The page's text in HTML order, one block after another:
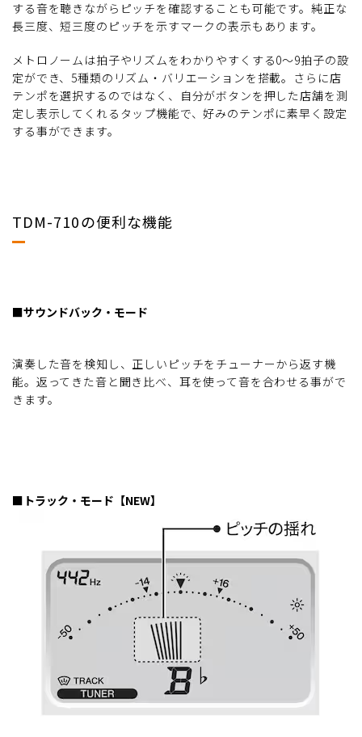
する音を聴きながらピッチを確認することも可能です。純正な
長三度、短三度のピッチを示すマークの表示もあります。
メトロノームは拍子やリズムをわかりやすくする0～9拍子の設
定ができ、5種類のリズム・バリエーションを搭載。さらに店
テンポを選択するのではなく、自分がボタンを押した店舗を測
定し表示してくれるタップ機能で、好みのテンポに素早く設定
する事ができます。
TDM-710の便利な機能
■サウンドバック・モード
演奏した音を検知し、正しいピッチをチューナーから返す機
能。返ってきた音と聞き比べ、耳を使って音を合わせる事がで
きます。
■トラック・モード【NEW】